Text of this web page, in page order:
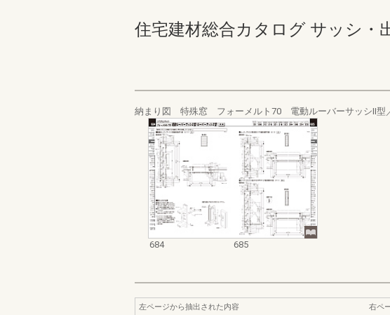
住宅建材総合カタログ サッシ・
納まり図 特殊窓 フォーメルト70 電動ルーバーサッシⅡ型
684 685
左ページから抽出された内容
右ペ